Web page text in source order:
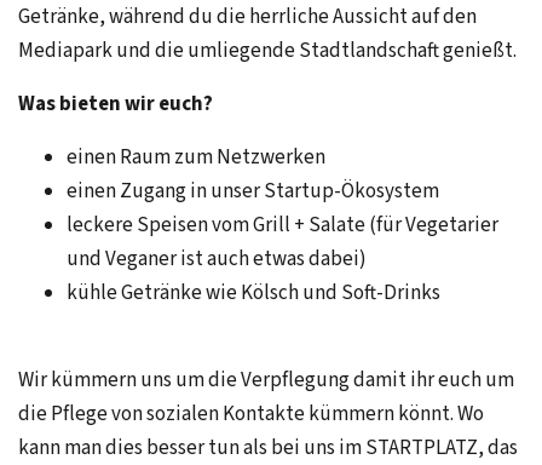
Getränke, während du die herrliche Aussicht auf den
Mediapark und die umliegende Stadtlandschaft genießt.
Was bieten wir euch?
einen Raum zum Netzwerken
einen Zugang in unser Startup-Ökosystem
leckere Speisen vom Grill + Salate (für Vegetarier
und Veganer ist auch etwas dabei)
kühle Getränke wie Kölsch und Soft-Drinks
Wir kümmern uns um die Verpflegung damit ihr euch um
die Pflege von sozialen Kontakte kümmern könnt. Wo
kann man dies besser tun als bei uns im STARTPLATZ, das